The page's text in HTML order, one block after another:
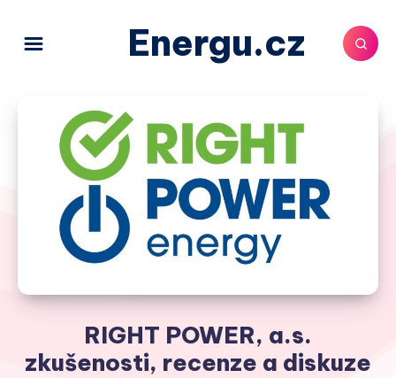
Energu.cz
RIGHT POWER, a.s.
zkušenosti, recenze a diskuze